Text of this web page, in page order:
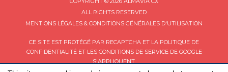
ALL RIGHTS RESERVED
MENTIONS LÉGALES & CONDITIONS GÉNÉRALES D'UTILISATION
CE SITE EST PROTÉGÉ PAR RECAPTCHA ET LA POLITIQUE DE
CONFIDENTIALITÉET LES CONDITIONS DE SERVICEDE GOOGLE
S'APPLIQUENT.